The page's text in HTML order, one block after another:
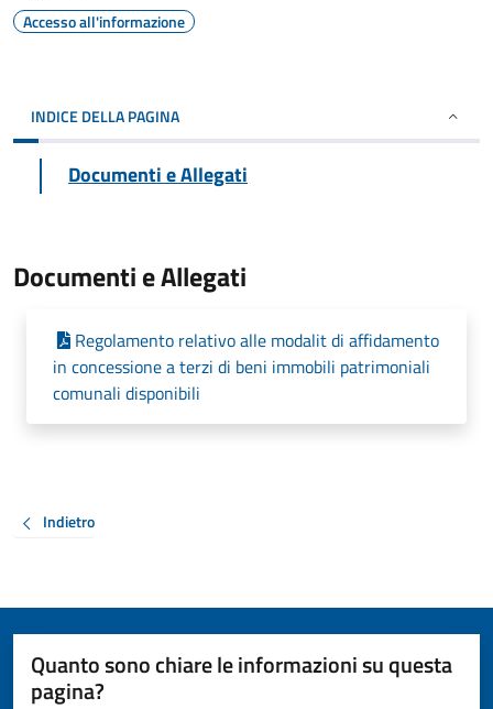
Accesso all'informazione
INDICE DELLA PAGINA
Documenti e Allegati
Documenti e Allegati
Regolamento relativo alle modalit di affidamento
in concessione a terzi di beni immobili patrimoniali
comunali disponibili
Indietro
Quanto sono chiare le informazioni su questa
pagina?